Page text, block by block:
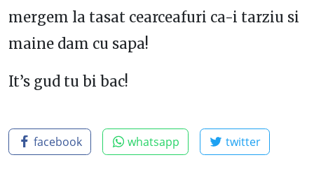
mergem la tasat cearceafuri ca-i tarziu si
maine dam cu sapa!
It’s gud tu bi bac!
facebook whatsapp twitter